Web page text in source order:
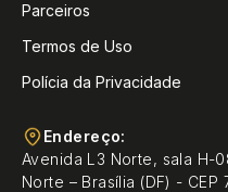
Parceiros
Termos de Uso
Polícia da Privacidade
Endereço:
Avenida L3 Norte, sala H-
Norte – Brasília (DF) - CEP